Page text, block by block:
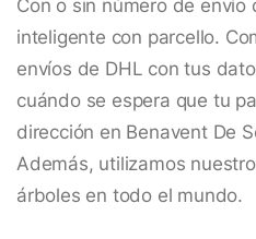
Con o sin número de envío
inteligente con parcello.
envíos de DHL con tus
cuándo se espera que tu
dirección en Benavent De
Además, utilizamos
árboles en todo el mundo.